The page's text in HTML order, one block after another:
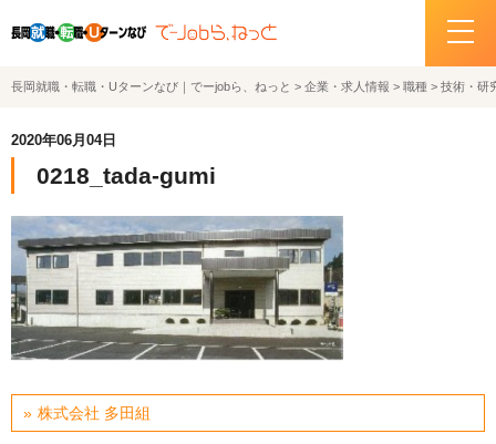
ホーム
企業・求人情報
サポートデスクの紹介
お問い合わせ
関連機関リンク
長岡就職・転職・Uターンなび｜でーjobら、ねっと > 企業・求人情報 > 職種 > 技術・研
2020年06月04日
0218_tada-gumi
株式会社 多田組